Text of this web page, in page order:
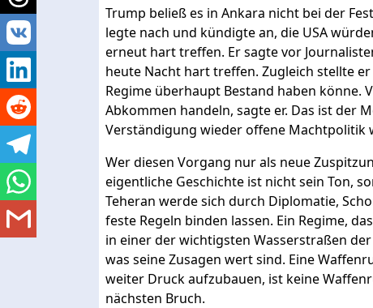
Trump beließ es in Ankara nicht bei der
legte nach und kündigte an, die USA
erneut hart treffen. Er sagte vor
heute Nacht hart treffen. Zugleich stellte
Regime überhaupt Bestand haben könne.
Abkommen handeln, sagte er. Das ist der
Verständigung wieder offene Machtpolitik
Wer diesen Vorgang nur als neue
eigentliche Geschichte ist nicht sein Ton,
Teheran werde sich durch Diplomatie,
feste Regeln binden lassen. Ein Regime,
in einer der wichtigsten Wasserstraßen
was seine Zusagen wert sind. Eine
weiter Druck aufzubauen, ist keine
nächsten Bruch.